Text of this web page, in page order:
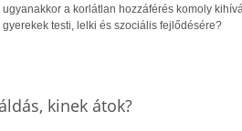
ugyanakkor a korlátlan hozzáférés komoly
gyerekek testi, lelki és szociális fejlődésére?
kinek átok?